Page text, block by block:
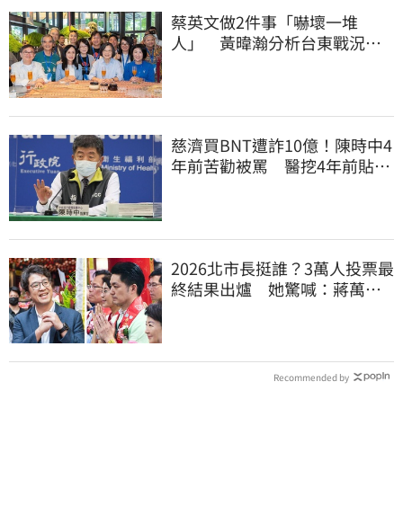
蔡英文做2件事「嚇壞一堆
人」 黃暐瀚分析台東戰況：
慈濟買BNT遭詐10億！陳時中4
年前苦勸被罵 醫挖4年前貼
2026北市長挺誰？3萬人投票最
終結果出爐 她驚喊：蔣萬安
Recommended by